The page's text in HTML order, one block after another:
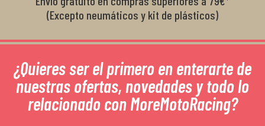
(Excepto neumáticos y kit de plásticos)
¿Quieres ser el primero en enterarte de
nuestras ofertas, novedades y todo lo
relacionado con MoreMotoRacing?